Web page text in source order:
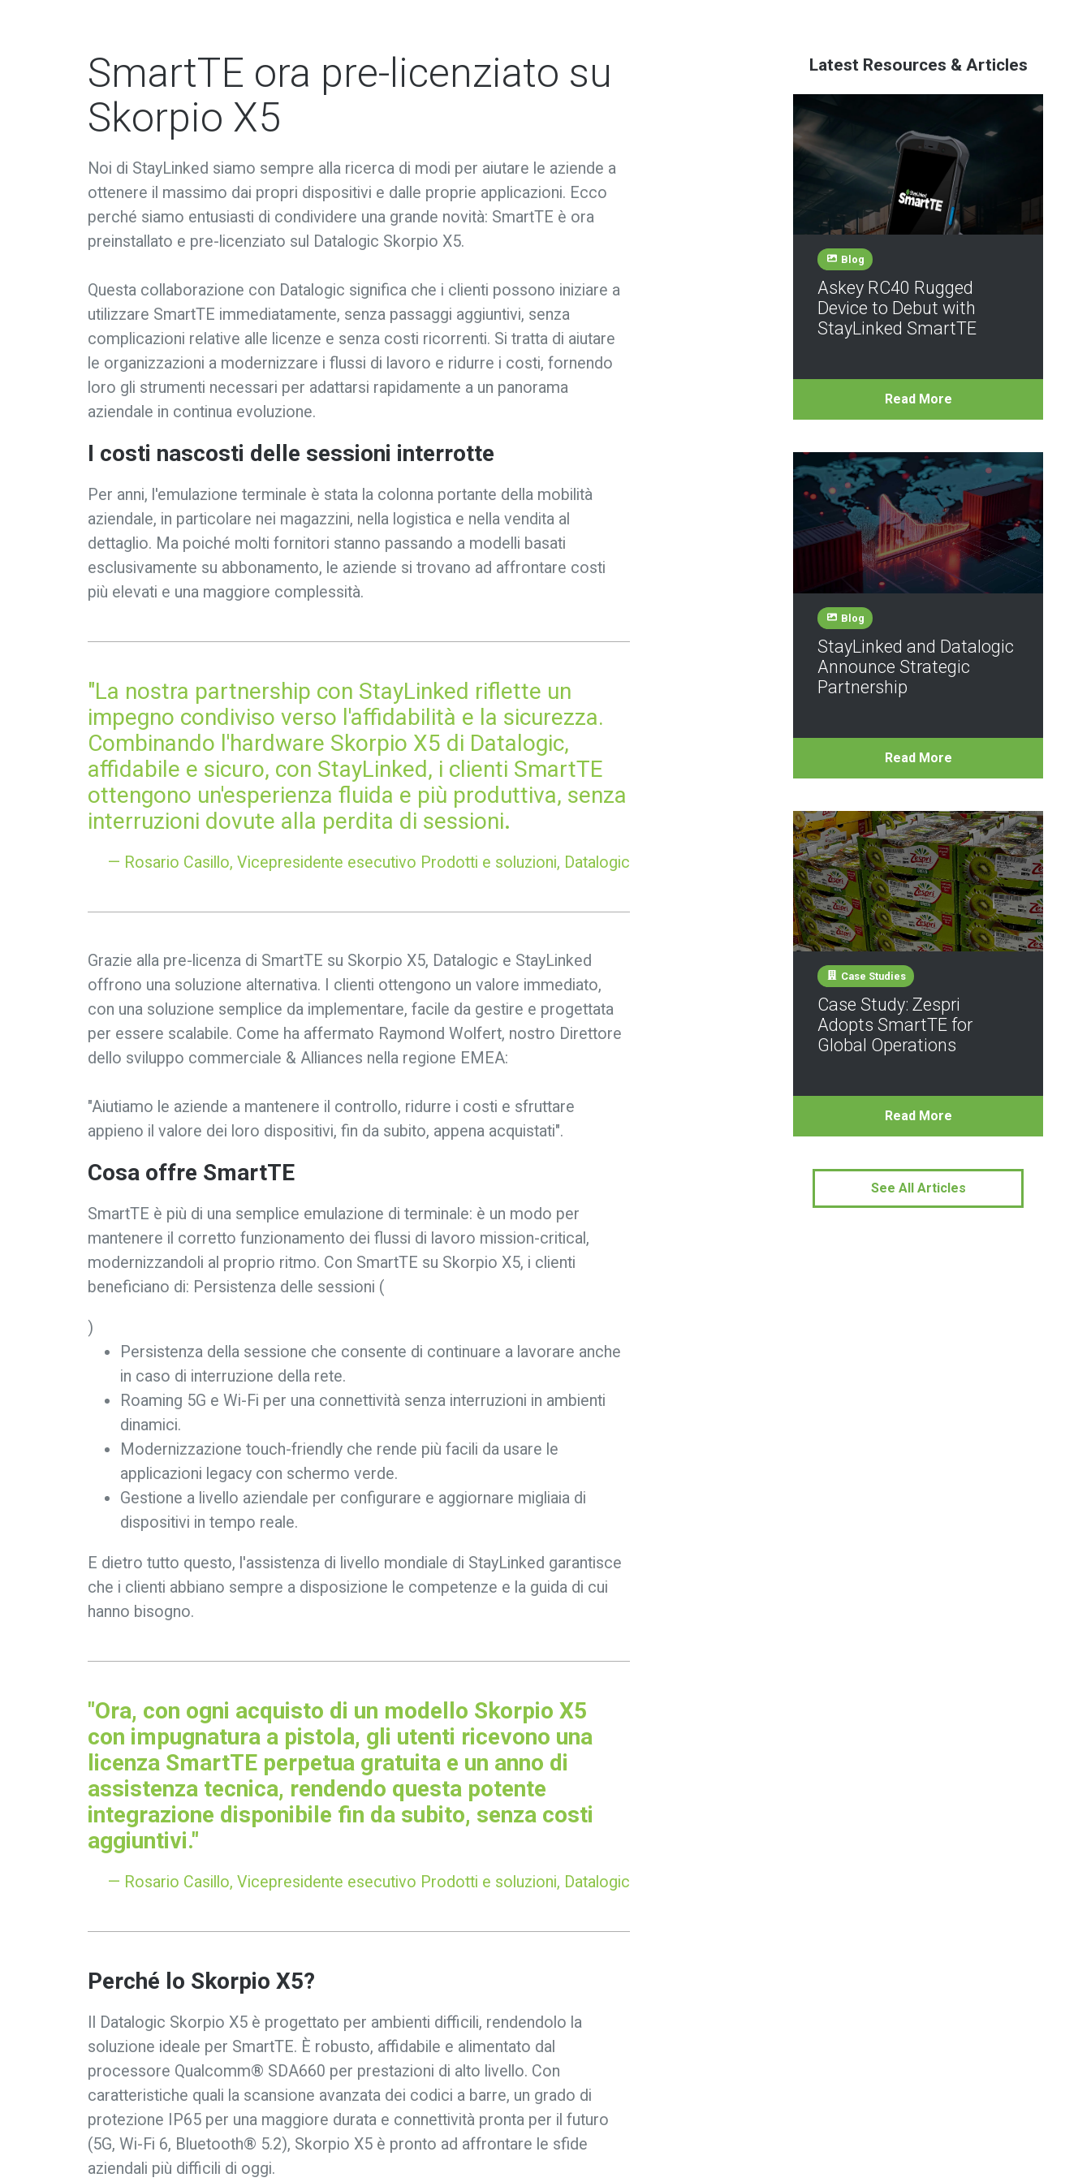
SmartTE ora pre-licenziato su
Skorpio X5
Noi di StayLinked siamo sempre alla ricerca di modi per aiutare le aziende a
ottenere il massimo dai propri dispositivi e dalle proprie applicazioni. Ecco
perché siamo entusiasti di condividere una grande novità: SmartTE è ora
preinstallato e pre-licenziato sul Datalogic Skorpio X5.
Questa collaborazione con Datalogic significa che i clienti possono iniziare a
utilizzare SmartTE immediatamente, senza passaggi aggiuntivi, senza
complicazioni relative alle licenze e senza costi ricorrenti. Si tratta di aiutare
le organizzazioni a modernizzare i flussi di lavoro e ridurre i costi, fornendo
loro gli strumenti necessari per adattarsi rapidamente a un panorama
aziendale in continua evoluzione.
I costi nascosti delle sessioni interrotte
Per anni, l'emulazione terminale è stata la colonna portante della mobilità
aziendale, in particolare nei magazzini, nella logistica e nella vendita al
dettaglio. Ma poiché molti fornitori stanno passando a modelli basati
esclusivamente su abbonamento, le aziende si trovano ad affrontare costi
più elevati e una maggiore complessità.
"La nostra partnership con StayLinked riflette un
impegno condiviso verso l'affidabilità e la sicurezza.
Combinando l'hardware Skorpio X5 di Datalogic,
affidabile e sicuro, con StayLinked, i clienti SmartTE
ottengono un'esperienza fluida e più produttiva, senza
interruzioni dovute alla perdita di sessioni.
— Rosario Casillo, Vicepresidente esecutivo Prodotti e soluzioni, Datalogic
Grazie alla pre-licenza di SmartTE su Skorpio X5, Datalogic e StayLinked
offrono una soluzione alternativa. I clienti ottengono un valore immediato,
con una soluzione semplice da implementare, facile da gestire e progettata
per essere scalabile. Come ha affermato Raymond Wolfert, nostro Direttore
dello sviluppo commerciale & Alliances nella regione EMEA:
"Aiutiamo le aziende a mantenere il controllo, ridurre i costi e sfruttare
appieno il valore dei loro dispositivi, fin da subito, appena acquistati".
Cosa offre SmartTE
SmartTE è più di una semplice emulazione di terminale: è un modo per
mantenere il corretto funzionamento dei flussi di lavoro mission-critical,
modernizzandoli al proprio ritmo. Con SmartTE su Skorpio X5, i clienti
beneficiano di: Persistenza delle sessioni (
)
Persistenza della sessione che consente di continuare a lavorare anche
in caso di interruzione della rete.
Roaming 5G e Wi-Fi per una connettività senza interruzioni in ambienti
dinamici.
Modernizzazione touch-friendly che rende più facili da usare le
applicazioni legacy con schermo verde.
Gestione a livello aziendale per configurare e aggiornare migliaia di
dispositivi in tempo reale.
E dietro tutto questo, l'assistenza di livello mondiale di StayLinked garantisce
che i clienti abbiano sempre a disposizione le competenze e la guida di cui
hanno bisogno.
"Ora, con ogni acquisto di un modello Skorpio X5
con impugnatura a pistola, gli utenti ricevono una
licenza SmartTE perpetua gratuita e un anno di
assistenza tecnica, rendendo questa potente
integrazione disponibile fin da subito, senza costi
aggiuntivi."
— Rosario Casillo, Vicepresidente esecutivo Prodotti e soluzioni, Datalogic
Perché lo Skorpio X5?
Il Datalogic Skorpio X5 è progettato per ambienti difficili, rendendolo la
soluzione ideale per SmartTE. È robusto, affidabile e alimentato dal
processore Qualcomm® SDA660 per prestazioni di alto livello. Con
caratteristiche quali la scansione avanzata dei codici a barre, un grado di
protezione IP65 per una maggiore durata e connettività pronta per il futuro
(5G, Wi-Fi 6, Bluetooth® 5.2), Skorpio X5 è pronto ad affrontare le sfide
aziendali più difficili di oggi.
Latest Resources & Articles
Blog
Askey RC40 Rugged
Device to Debut with
StayLinked SmartTE
Read More
Blog
StayLinked and Datalogic
Announce Strategic
Partnership
Read More
Case Studies
Case Study: Zespri
Adopts SmartTE for
Global Operations
Read More
See All Articles